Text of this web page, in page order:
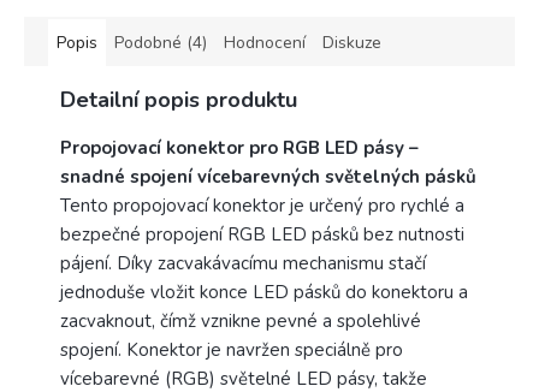
Popis Podobné (4) Hodnocení Diskuze
Detailní popis produktu
Propojovací konektor pro RGB LED pásy –
snadné spojení vícebarevných světelných pásků
Tento propojovací konektor je určený pro rychlé a
bezpečné propojení RGB LED pásků bez nutnosti
pájení. Díky zacvakávacímu mechanismu stačí
jednoduše vložit konce LED pásků do konektoru a
zacvaknout, čímž vznikne pevné a spolehlivé
spojení. Konektor je navržen speciálně pro
vícebarevné (RGB) světelné LED pásy, takže